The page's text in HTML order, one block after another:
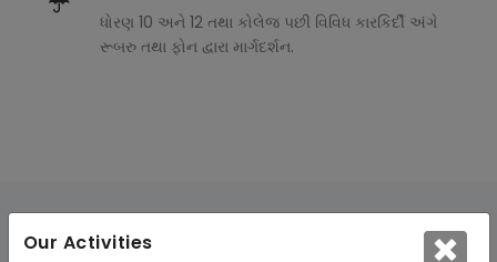
Our Activities
ધોરણ 10 અને 12 તથા કોલેજ પછી વિવિધ કારકિર્દી અંગે
રૂબરુ તથા ફોન દ્વારા માર્ગદર્શન.